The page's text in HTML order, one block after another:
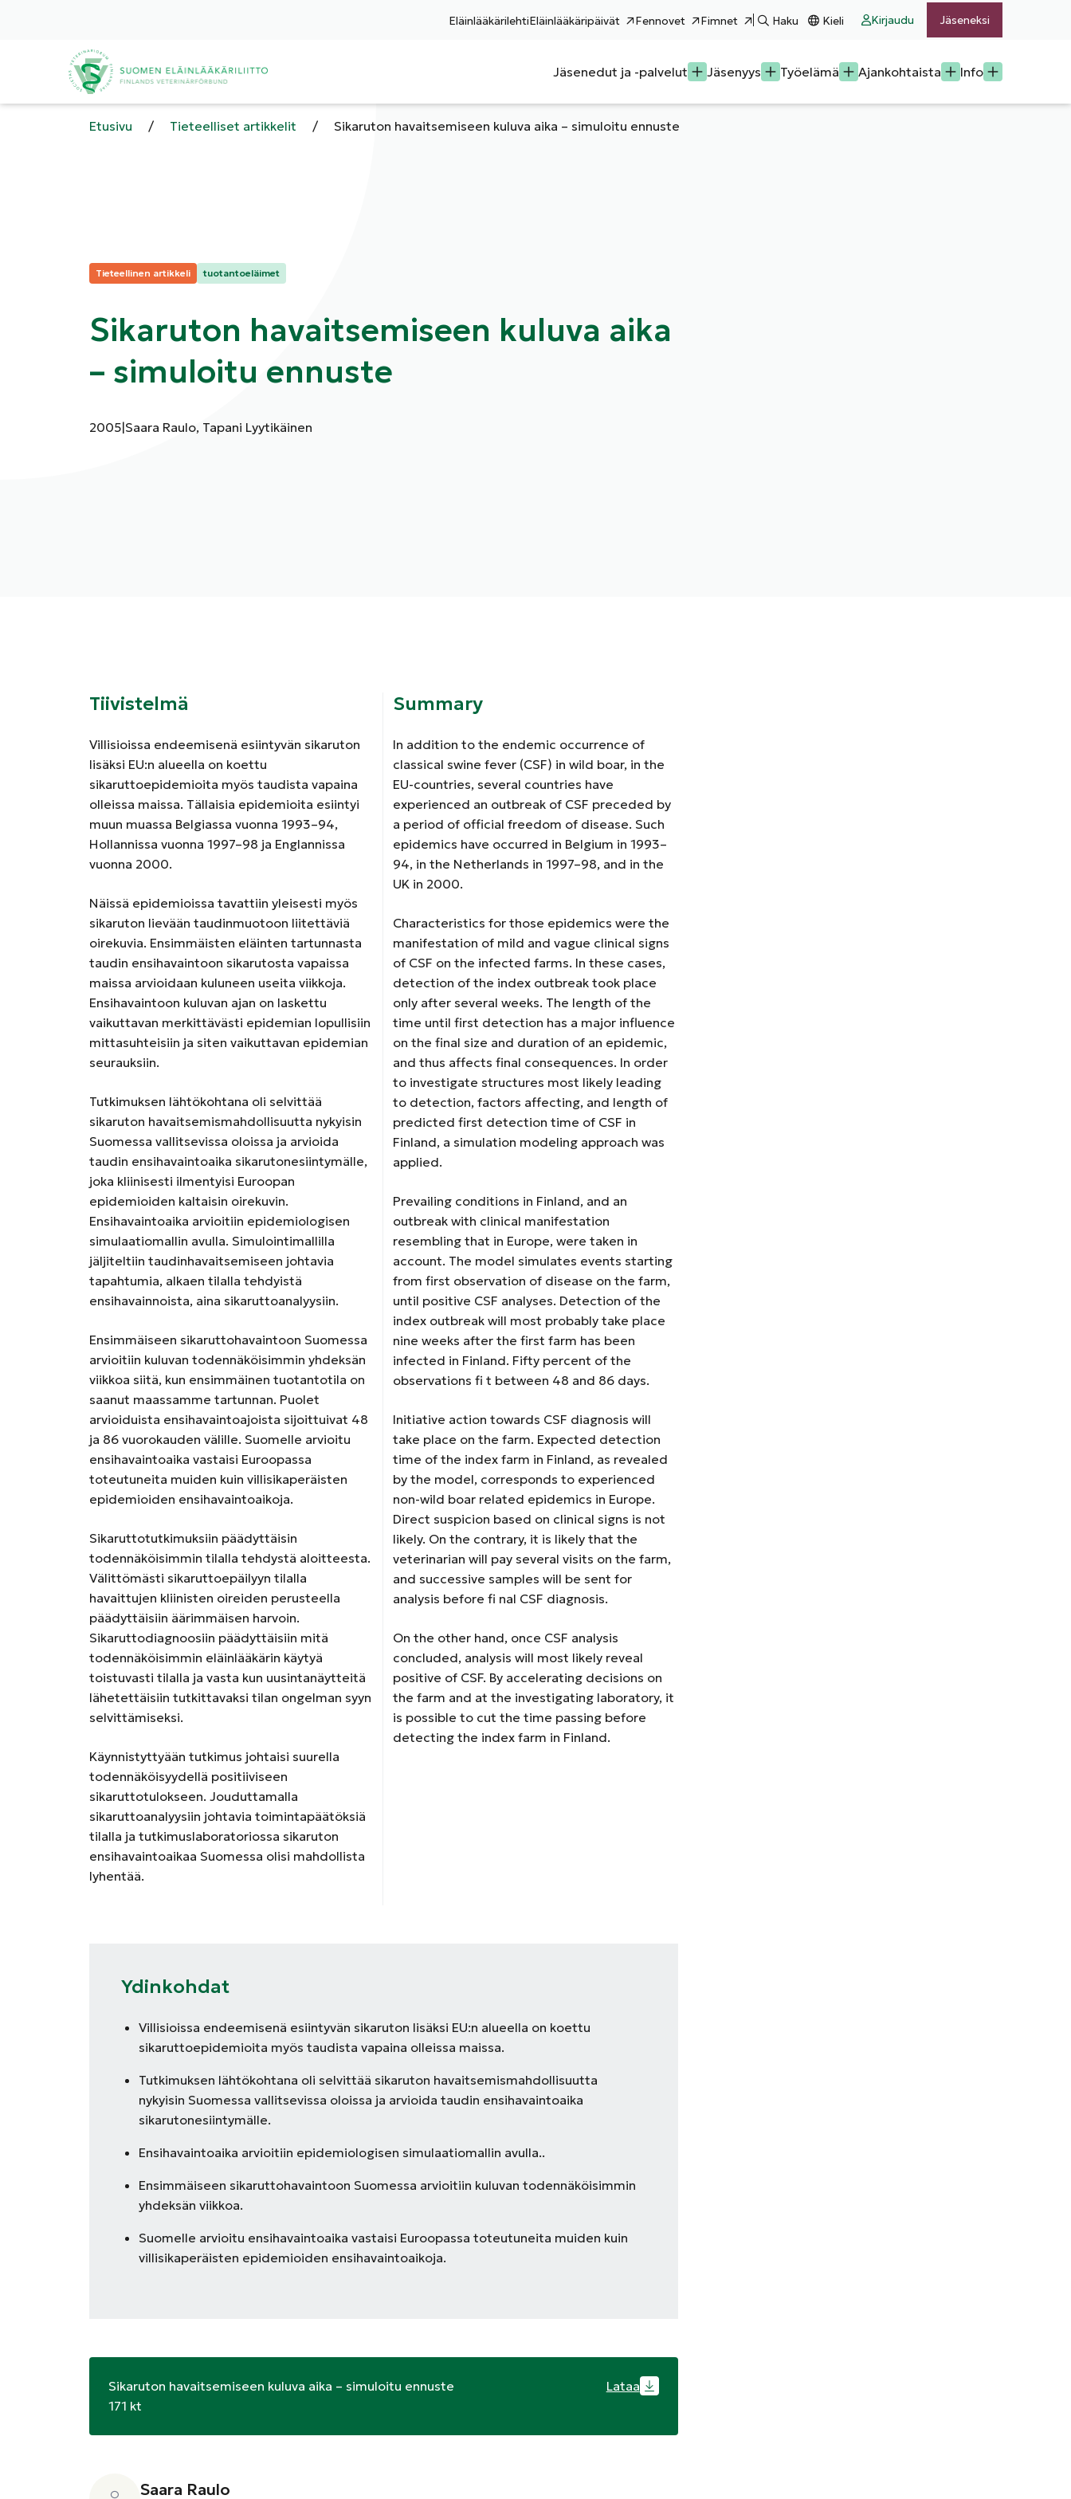
EläinlääkärilehtiEläinlääkäripäivät Fennovet Fimnet Haku Kieli Kirjaudu Jäseneksi
Jäsenedut ja -palvelut Jäsenyys Työelämä Ajankohtaista Info
Etusivu / Tieteelliset artikkelit / Sikaruton havaitsemiseen kuluva aika – simuloitu ennuste
Kategoriat:
Tieteellinen artikkeli tuotantoeläimet
Sikaruton havaitsemiseen kuluva aika
– simuloitu ennuste
Julkaisuvuosi:
2005|Kirjoittajat:
Saara Raulo, Tapani Lyytikäinen
Tiivistelmä
Villisioissa endeemisenä esiintyvän sikaruton
lisäksi EU:n alueella on koettu
sikaruttoepidemioita myös taudista vapaina
olleissa maissa. Tällaisia epidemioita esiintyi
muun muassa Belgiassa vuonna 1993–94,
Hollannissa vuonna 1997–98 ja Englannissa
vuonna 2000.
Näissä epidemioissa tavattiin yleisesti myös
sikaruton lievään taudinmuotoon liitettäviä
oirekuvia. Ensimmäisten eläinten tartunnasta
taudin ensihavaintoon sikarutosta vapaissa
maissa arvioidaan kuluneen useita viikkoja.
Ensihavaintoon kuluvan ajan on laskettu
vaikuttavan merkittävästi epidemian lopullisiin
mittasuhteisiin ja siten vaikuttavan epidemian
seurauksiin.
Tutkimuksen lähtökohtana oli selvittää
sikaruton havaitsemismahdollisuutta nykyisin
Suomessa vallitsevissa oloissa ja arvioida
taudin ensihavaintoaika sikarutonesiintymälle,
joka kliinisesti ilmentyisi Euroopan
epidemioiden kaltaisin oirekuvin.
Ensihavaintoaika arvioitiin epidemiologisen
simulaatiomallin avulla. Simulointimallilla
jäljiteltiin taudinhavaitsemiseen johtavia
tapahtumia, alkaen tilalla tehdyistä
ensihavainnoista, aina sikaruttoanalyysiin.
Ensimmäiseen sikaruttohavaintoon Suomessa
arvioitiin kuluvan todennäköisimmin yhdeksän
viikkoa siitä, kun ensimmäinen tuotantotila on
saanut maassamme tartunnan. Puolet
arvioiduista ensihavaintoajoista sijoittuivat 48
ja 86 vuorokauden välille. Suomelle arvioitu
ensihavaintoaika vastaisi Euroopassa
toteutuneita muiden kuin villisikaperäisten
epidemioiden ensihavaintoaikoja.
Sikaruttotutkimuksiin päädyttäisin
todennäköisimmin tilalla tehdystä aloitteesta.
Välittömästi sikaruttoepäilyyn tilalla
havaittujen kliinisten oireiden perusteella
päädyttäisiin äärimmäisen harvoin.
Sikaruttodiagnoosiin päädyttäisiin mitä
todennäköisimmin eläinlääkärin käytyä
toistuvasti tilalla ja vasta kun uusintanäytteitä
lähetettäisiin tutkittavaksi tilan ongelman syyn
selvittämiseksi.
Käynnistyttyään tutkimus johtaisi suurella
todennäköisyydellä positiiviseen
sikaruttotulokseen. Jouduttamalla
sikaruttoanalyysiin johtavia toimintapäätöksiä
tilalla ja tutkimuslaboratoriossa sikaruton
ensihavaintoaikaa Suomessa olisi mahdollista
lyhentää.
Summary
In addition to the endemic occurrence of
classical swine fever (CSF) in wild boar, in the
EU-countries, several countries have
experienced an outbreak of CSF preceded by
a period of official freedom of disease. Such
epidemics have occurred in Belgium in 1993–
94, in the Netherlands in 1997–98, and in the
UK in 2000.
Characteristics for those epidemics were the
manifestation of mild and vague clinical signs
of CSF on the infected farms. In these cases,
detection of the index outbreak took place
only after several weeks. The length of the
time until first detection has a major influence
on the final size and duration of an epidemic,
and thus affects final consequences. In order
to investigate structures most likely leading
to detection, factors affecting, and length of
predicted first detection time of CSF in
Finland, a simulation modeling approach was
applied.
Prevailing conditions in Finland, and an
outbreak with clinical manifestation
resembling that in Europe, were taken in
account. The model simulates events starting
from first observation of disease on the farm,
until positive CSF analyses. Detection of the
index outbreak will most probably take place
nine weeks after the first farm has been
infected in Finland. Fifty percent of the
observations fi t between 48 and 86 days.
Initiative action towards CSF diagnosis will
take place on the farm. Expected detection
time of the index farm in Finland, as revealed
by the model, corresponds to experienced
non-wild boar related epidemics in Europe.
Direct suspicion based on clinical signs is not
likely. On the contrary, it is likely that the
veterinarian will pay several visits on the farm,
and successive samples will be sent for
analysis before fi nal CSF diagnosis.
On the other hand, once CSF analysis
concluded, analysis will most likely reveal
positive of CSF. By accelerating decisions on
the farm and at the investigating laboratory, it
is possible to cut the time passing before
detecting the index farm in Finland.
Ydinkohdat
Villisioissa endeemisenä esiintyvän sikaruton lisäksi EU:n alueella on koettu
sikaruttoepidemioita myös taudista vapaina olleissa maissa.
Tutkimuksen lähtökohtana oli selvittää sikaruton havaitsemismahdollisuutta
nykyisin Suomessa vallitsevissa oloissa ja arvioida taudin ensihavaintoaika
sikarutonesiintymälle.
Ensihavaintoaika arvioitiin epidemiologisen simulaatiomallin avulla..
Ensimmäiseen sikaruttohavaintoon Suomessa arvioitiin kuluvan todennäköisimmin
yhdeksän viikkoa.
Suomelle arvioitu ensihavaintoaika vastaisi Euroopassa toteutuneita muiden kuin
villisikaperäisten epidemioiden ensihavaintoaikoja.
Sikaruton havaitsemiseen kuluva aika – simuloitu ennuste
171 kt
Lataa
Saara Raulo